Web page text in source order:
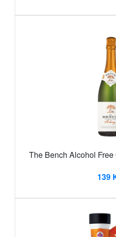
The Bench Alcohol
139